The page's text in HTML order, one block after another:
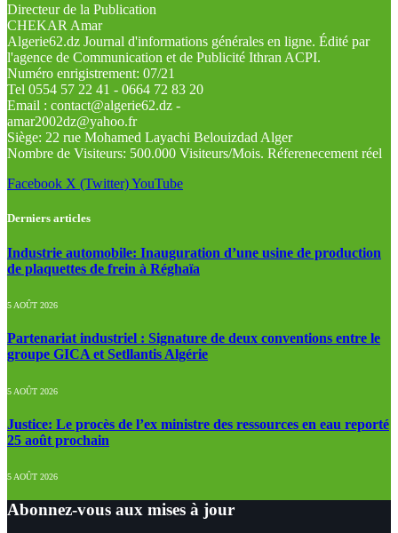
Directeur de la Publication
CHEKAR Amar
Algerie62.dz Journal d'informations générales en ligne. Édité par
l'agence de Communication et de Publicité Ithran ACPI.
Numéro enrigistrement: 07/21
Tel 0554 57 22 41 - 0664 72 83 20
Email : contact@algerie62.dz -
amar2002dz@yahoo.fr
Siège: 22 rue Mohamed Layachi Belouizdad Alger
Nombre de Visiteurs: 500.000 Visiteurs/Mois. Réferenecement réel
Facebook X (Twitter)YouTube
Derniers articles
Industrie automobile: Inauguration d’une usine de production
de plaquettes de frein à Réghaïa
5 AOÛT 2026
Partenariat industriel : Signature de deux conventions entre le
groupe GICA et Setllantis Algérie
5 AOÛT 2026
Justice: Le procès de l’ex ministre des ressources en eau reporté
25 août prochain
5 AOÛT 2026
Abonnez-vous aux mises à jour